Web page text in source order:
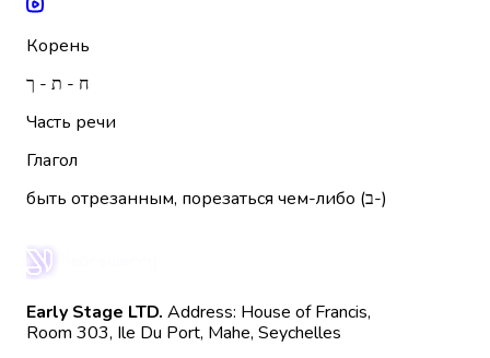
Корень
ח - ת - ך
Часть речи
Глагол
быть отрезанным, порезаться чем-либо (ב-)
Early Stage LTD. Address: House of Francis,
Room 303, Ile Du Port, Mahe, Seychelles